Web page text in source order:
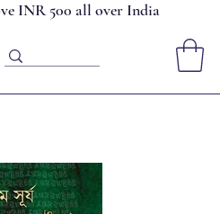
INR 500 all over India